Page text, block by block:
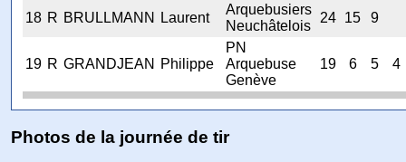
18 R BRULLMANN Laurent
Arquebusiers
Neuchâtelois
24 15 9
19 R GRANDJEAN Philippe
PN
Arquebuse
Genève
19 6 5 4
Photos de la journée de tir